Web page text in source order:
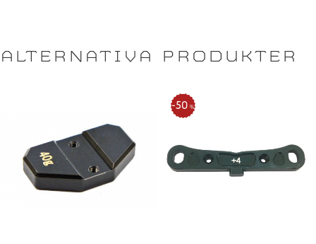
ALTERNATIVA PRODUKTER
50 %